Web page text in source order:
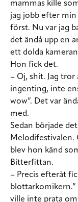
mammas kille
jag jobb efter
först. Nu var jag
det ändå upp en
ett dolda
Hon fick det.
– Oj, shit. Jag tror
ingenting, inte
wow”. Det var
med.
Sedan började
Melodifestivalen.
blev hon känd
Bitterfittan.
– Precis efteråt
blottarkomikern.”
ville inte prata